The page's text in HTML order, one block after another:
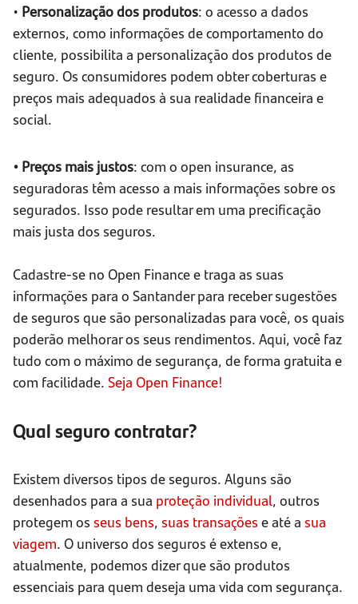
• Personalização dos produtos: o acesso a dados
externos, como informações de comportamento do
cliente, possibilita a personalização dos produtos de
seguro. Os consumidores podem obter coberturas e
preços mais adequados à sua realidade financeira e
social.
• Preços mais justos: com o open insurance, as
seguradoras têm acesso a mais informações sobre os
segurados. Isso pode resultar em uma precificação
mais justa dos seguros.
Cadastre-se no Open Finance e traga as suas
informações para o Santander para receber sugestões
de seguros que são personalizadas para você, os quais
poderão melhorar os seus rendimentos. Aqui, você faz
tudo com o máximo de segurança, de forma gratuita e
com facilidade. Seja Open Finance!
Qual seguro contratar?
Existem diversos tipos de seguros. Alguns são
desenhados para a sua proteção individual, outros
protegem os seus bens, suas transações e até a sua
viagem. O universo dos seguros é extenso e,
atualmente, podemos dizer que são produtos
essenciais para quem deseja uma vida com segurança.